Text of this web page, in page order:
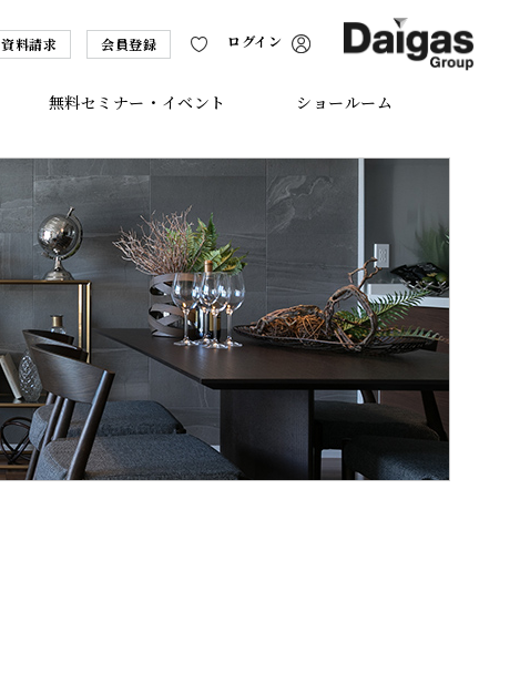
資料請求 会員登録 ログイン
無料セミナー・イベント ショールーム